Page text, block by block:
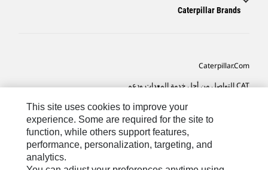
Caterpillar Brands
Caterpillar.com
CAT التواصل من أجل خدمة المعدات ودعم
تفضيلات التسويق الخاصة بي
خريطة الموقع
Cookie Settings
This site uses cookies to improve your
experience. Some are required for the site to
function, while others support features,
performance, personalization, targeting, and
analytics.